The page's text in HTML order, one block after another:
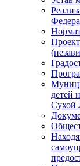
детей
Сухой